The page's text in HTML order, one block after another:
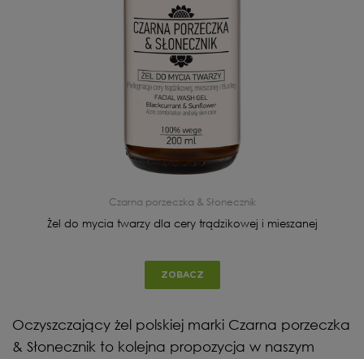
Czarna porzeczka & Słonecznik
Żel do mycia twarzy dla cery trądzikowej i mieszanej
ZOBACZ
Oczyszczający żel polskiej marki Czarna porzeczka
& Słonecznik to kolejna propozycja w naszym